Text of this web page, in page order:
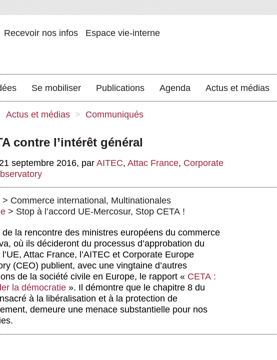
Recevoir nos infos Espace vie-interne
Se mobiliser Publications Agenda Actus et médias
Actus et médias > Communiqués
contre l’intérêt général
septembre 2016, par AITEC, Attac France, Corporate
> Commerce international , Multinationales
> Stop à l’accord UE-Mercosur, Stop CETA !
la rencontre des ministres européens du commerce
où ils décideront du processus d’approbation du
l’UE, Attac France, l’AITEC et Corporate Europe
(CEO) publient, avec une vingtaine d’autres
de la société civile en Europe, le rapport « CETA :
la démocratie ». Il démontre que le chapitre 8 du
à la libéralisation et à la protection de
demeure une menace substantielle pour nos